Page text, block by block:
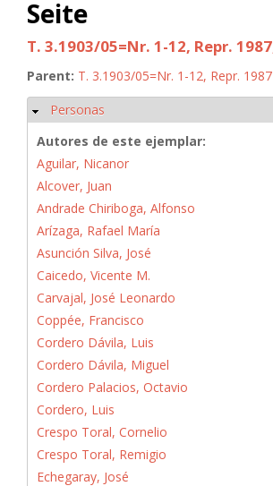
Seite
T. 3.1903/05=Nr. 1-12, Repr.
Parent: T. 3.1903/05=Nr. 1-12, Repr. 1987
Ocultar
Personas
Autores de este ejemplar:
Aguilar, Nicanor
Alcover, Juan
Andrade Chiriboga, Alfonso
Arízaga, Rafael María
Asunción Silva, José
Caicedo, Vicente M.
Carvajal, José Leonardo
Coppée, Francisco
Cordero Dávila, Luis
Cordero Dávila, Miguel
Cordero Palacios, Octavio
Cordero, Luis
Crespo Toral, Cornelio
Crespo Toral, Remigio
Echegaray, José